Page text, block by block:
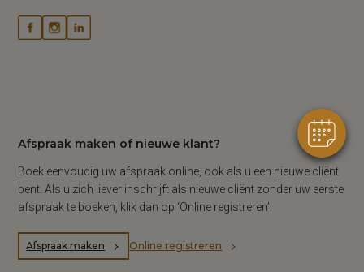
Afspraak maken of nieuwe klant?
Boek eenvoudig uw afspraak online, ook als u een nieuwe cliënt
bent. Als u zich liever inschrijft als nieuwe cliënt zonder uw eerste
afspraak te boeken, klik dan op ‘Online registreren’.
Afspraak maken Online registreren